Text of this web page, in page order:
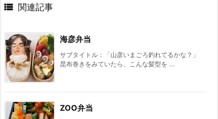
 関連記事
海彦弁当
サブタイトル：「山彦いまごろ釣れてるかな？」
昆布巻きをみていたら、こんな髪型を ...
ZOO弁当